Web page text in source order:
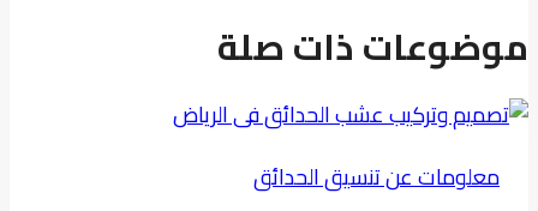
موضوعات ذات صلة
معلومات عن تنسيق الحدائق